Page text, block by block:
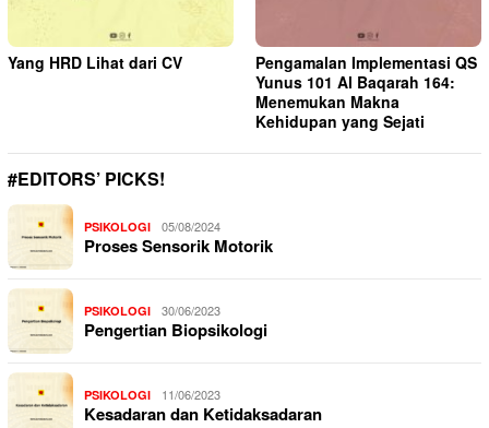
Yang HRD Lihat dari CV
Pengamalan Implementasi QS
Yunus 101 Al Baqarah 164:
Menemukan Makna
Kehidupan yang Sejati
#EDITORS’ PICKS!
PSIKOLOGI 05/08/2024
Proses Sensorik Motorik
PSIKOLOGI 30/06/2023
Pengertian Biopsikologi
PSIKOLOGI 11/06/2023
Kesadaran dan Ketidaksadaran